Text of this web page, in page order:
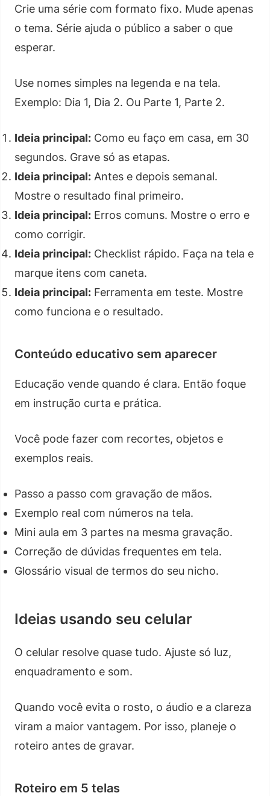
Crie uma série com formato fixo. Mude apenas
o tema. Série ajuda o público a saber o que
esperar.
Use nomes simples na legenda e na tela.
Exemplo: Dia 1, Dia 2. Ou Parte 1, Parte 2.
Ideia principal: Como eu faço em casa, em 30
segundos. Grave só as etapas.
Ideia principal: Antes e depois semanal.
Mostre o resultado final primeiro.
Ideia principal: Erros comuns. Mostre o erro e
como corrigir.
Ideia principal: Checklist rápido. Faça na tela e
marque itens com caneta.
Ideia principal: Ferramenta em teste. Mostre
como funciona e o resultado.
Conteúdo educativo sem aparecer
Educação vende quando é clara. Então foque
em instrução curta e prática.
Você pode fazer com recortes, objetos e
exemplos reais.
Passo a passo com gravação de mãos.
Exemplo real com números na tela.
Mini aula em 3 partes na mesma gravação.
Correção de dúvidas frequentes em tela.
Glossário visual de termos do seu nicho.
Ideias usando seu celular
O celular resolve quase tudo. Ajuste só luz,
enquadramento e som.
Quando você evita o rosto, o áudio e a clareza
viram a maior vantagem. Por isso, planeje o
roteiro antes de gravar.
Roteiro em 5 telas